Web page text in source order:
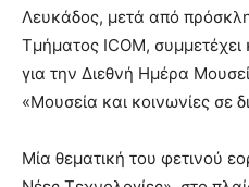
Λευκάδος, μετά από
Τμήματος ICOM,
για την Διεθνή Ημέρα
«Μουσεία και κοινωνίες σε
Μία θεματική του φετινού